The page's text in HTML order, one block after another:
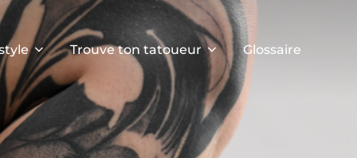
Trouve ton tatoueur Glossaire